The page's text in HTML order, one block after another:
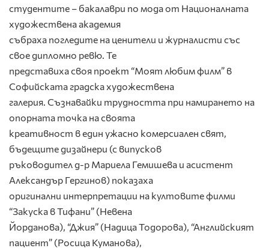
студентите – бакалаври по мода от Националната
художествена академия
събраха погледите на ценители и журналисти със
свое дипломно ревю. Те
представиха своя проект “Моят любим филм” в
Софийската градска художествена
галерия. Съзнавайки трудността при намирането на
опорната точка на своята
креативност в един ужасно комерсиален свят,
бъдещите дизайнери (с випусков
ръководител д-р Мариела Гемишева и асистент
Александър Гергинов) показаха
оригинални интерпретации на култовите филми
“Закуска в Тифани” (Невена
Йорданова), “Джия” (Надица Тодорова), “Английският
пациент” (Росица Куманова),